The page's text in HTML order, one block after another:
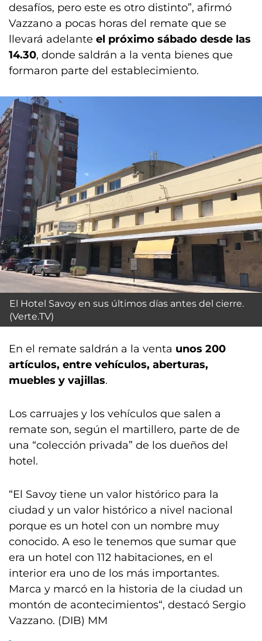
desafíos, pero este es otro distinto”, afirmó
Vazzano a pocas horas del remate que se
llevará adelante el próximo sábado desde las
14.30, donde saldrán a la venta bienes que
formaron parte del establecimiento.
El Hotel Savoy en sus últimos días antes del cierre.
(Verte.TV)
En el remate saldrán a la venta unos 200
artículos, entre vehículos, aberturas,
muebles y vajillas.
Los carruajes y los vehículos que salen a
remate son, según el martillero, parte de de
una “colección privada” de los dueños del
hotel.
“El Savoy tiene un valor histórico para la
ciudad y un valor histórico a nivel nacional
porque es un hotel con un nombre muy
conocido. A eso le tenemos que sumar que
era un hotel con 112 habitaciones, en el
interior era uno de los más importantes.
Marca y marcó en la historia de la ciudad un
montón de acontecimientos“, destacó Sergio
Vazzano. (DIB) MM